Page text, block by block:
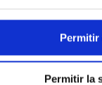
Permitir
Permitir la